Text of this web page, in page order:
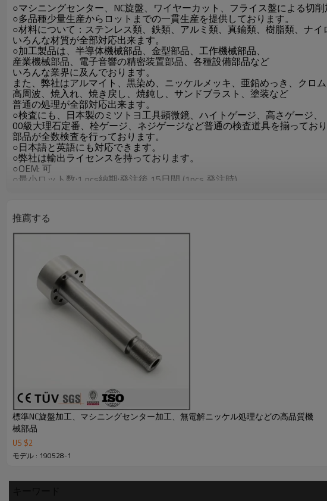
○マシニングセンター、NC旋盤、ワイヤーカット、フライス盤による切
○多品種少量生産からロットまでの一貫生産を提供しております。
○材料について：ステンレス類、鉄類、アルミ類、真鍮類、樹脂類、ナイ
いろんな材質が全部対応出来ます。
○加工製品は、半導体機械部品、金型部品、工作機械部品、
産業機械部品、電子音響の精密装置部品、各種設備部品など
いろんな業界に及んでおります。
また、弊社はアルマイト、黒染め、ニッケルメッキ、亜鉛めっき、クロム
高周波、焼入れ、焼き戻し、焼鈍し、サンドブラスト、塗装など
普通の処理が全部対応出来ます。
○検査にも、日本製のミツトヨ工具顕微鏡、ハイトゲージ、高さゲージ、
00級大理石定番、栓ゲージ、ネジゲージなど普通の検査道具を揃っており
部品が全数検査を行っております。
○日本語と英語にも対応できます。
○弊社は輸出ライセンスを持っております。
○OEM: 可
○最小ロット数:1 pcs納期:発注後 15日間 (1pcs 発注時)
○決済可能な通貨:日本円、米ドル
○その他の条件:仕様書:有 、包装:有 、梱包:有 、製品写真:有 、サンプル提供
○タイプ: 製品販売
○資格証書: ISO9001：2008
●詳しくはカタログをダウンロードもしくはお問い合わせ下さい。
推薦する
標準NC旋盤加工、マシニングセンター加工、無電解ニッケル処理などの高品質機
械部品
US $2
モデル : 190528-1